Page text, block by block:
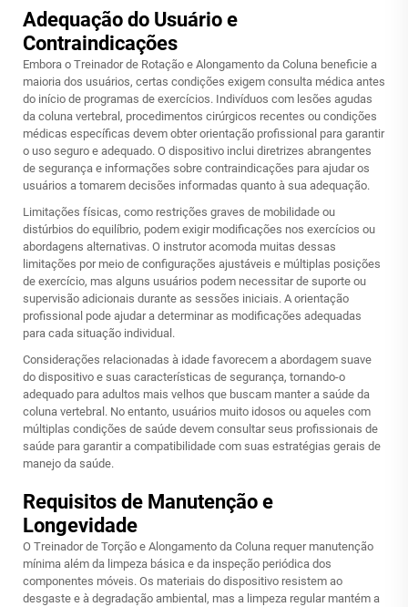
Adequação do Usuário e
Contraindicações
Embora o Treinador de Rotação e Alongamento da Coluna beneficie a
maioria dos usuários, certas condições exigem consulta médica antes
do início de programas de exercícios. Indivíduos com lesões agudas
da coluna vertebral, procedimentos cirúrgicos recentes ou condições
médicas específicas devem obter orientação profissional para garantir
o uso seguro e adequado. O dispositivo inclui diretrizes abrangentes
de segurança e informações sobre contraindicações para ajudar os
usuários a tomarem decisões informadas quanto à sua adequação.
Limitações físicas, como restrições graves de mobilidade ou
distúrbios do equilíbrio, podem exigir modificações nos exercícios ou
abordagens alternativas. O instrutor acomoda muitas dessas
limitações por meio de configurações ajustáveis e múltiplas posições
de exercício, mas alguns usuários podem necessitar de suporte ou
supervisão adicionais durante as sessões iniciais. A orientação
profissional pode ajudar a determinar as modificações adequadas
para cada situação individual.
Considerações relacionadas à idade favorecem a abordagem suave
do dispositivo e suas características de segurança, tornando-o
adequado para adultos mais velhos que buscam manter a saúde da
coluna vertebral. No entanto, usuários muito idosos ou aqueles com
múltiplas condições de saúde devem consultar seus profissionais de
saúde para garantir a compatibilidade com suas estratégias gerais de
manejo da saúde.
Requisitos de Manutenção e
Longevidade
O Treinador de Torção e Alongamento da Coluna requer manutenção
mínima além da limpeza básica e da inspeção periódica dos
componentes móveis. Os materiais do dispositivo resistem ao
desgaste e à degradação ambiental, mas a limpeza regular mantém a